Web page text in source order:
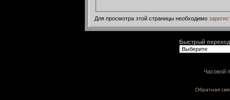
Для просмотра этой страницы необходимо
Быстрый переход
Часовой
Обратная